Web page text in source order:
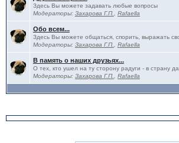
Здесь Вы можете задавать любые вопросы
Модераторы: Захарова Г.П. Rafaella
Обо всем...
Здесь Вы можете общаться, спорить, выражать
Модераторы: Захарова Г.П. Rafaella
В память о наших друзьях...
О тех, кто ушел на ту сторону радуги - в страну
Модераторы: Захарова Г.П. Rafaella